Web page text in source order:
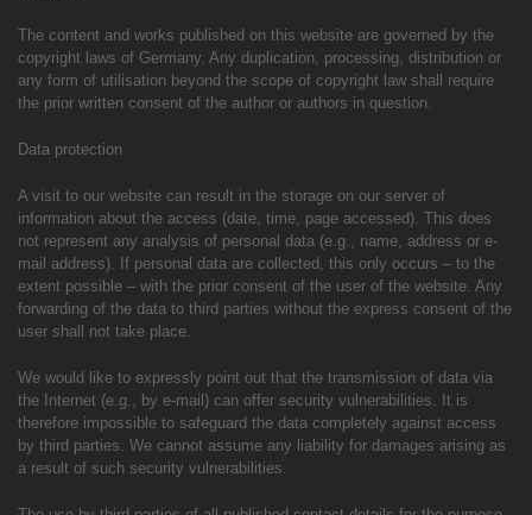
The content and works published on this website are governed by the
copyright laws of Germany. Any duplication, processing, distribution or
any form of utilisation beyond the scope of copyright law shall require
the prior written consent of the author or authors in question.
Data protection
A visit to our website can result in the storage on our server of
information about the access (date, time, page accessed). This does
not represent any analysis of personal data (e.g., name, address or e-
mail address). If personal data are collected, this only occurs – to the
extent possible – with the prior consent of the user of the website. Any
forwarding of the data to third parties without the express consent of the
user shall not take place.
We would like to expressly point out that the transmission of data via
the Internet (e.g., by e-mail) can offer security vulnerabilities. It is
therefore impossible to safeguard the data completely against access
by third parties. We cannot assume any liability for damages arising as
a result of such security vulnerabilities.